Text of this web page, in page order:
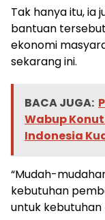
Tak hanya itu, ia
bantuan
ekonomi
sekarang ini.
BACA JUGA:
Wabup
Indonesia
“Mudah-
kebutuhan
untuk kebutuhan